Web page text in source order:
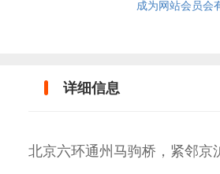
成为网站会员会
详细信息
北京六环通州马驹桥，紧邻